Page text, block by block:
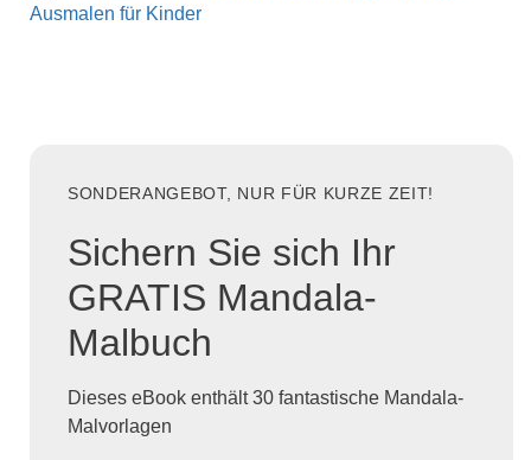
Ausmalen für Kinder
SONDERANGEBOT, NUR FÜR KURZE ZEIT!
Sichern Sie sich Ihr
GRATIS Mandala-
Malbuch
Dieses eBook enthält 30 fantastische Mandala-
Malvorlagen